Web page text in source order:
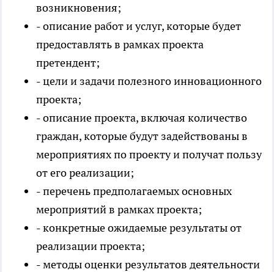
возникновения;
- описание работ и услуг, которые будет
предоставлять в рамках проекта
претендент;
- цели и задачи полезного инновационного
проекта;
- описание проекта, включая количество
граждан, которые будут задействованы в
мероприятиях по проекту и получат пользу
от его реализации;
- перечень предполагаемых основных
мероприятий в рамках проекта;
- конкретные ожидаемые результаты от
реализации проекта;
- методы оценки результатов деятельности